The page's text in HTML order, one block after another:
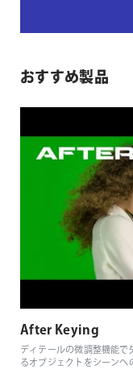
おすすめ製品
After Keying
ディテールの微調整機能
るオブジェクトをシーンへ